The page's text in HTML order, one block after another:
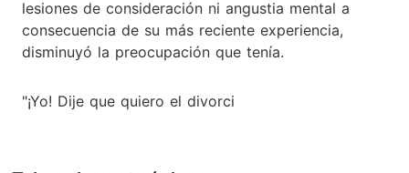
lesiones de consideración ni angustia mental a
consecuencia de su más reciente experiencia,
disminuyó la preocupación que tenía.
"¡Yo! Dije que quiero el divorci